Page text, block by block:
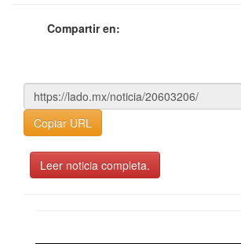
Compartir en:
Copiar URL
Leer noticia completa.